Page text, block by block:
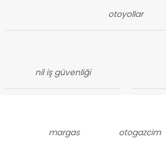
otoyollar
nil iş güvenliği
margas otogazcim